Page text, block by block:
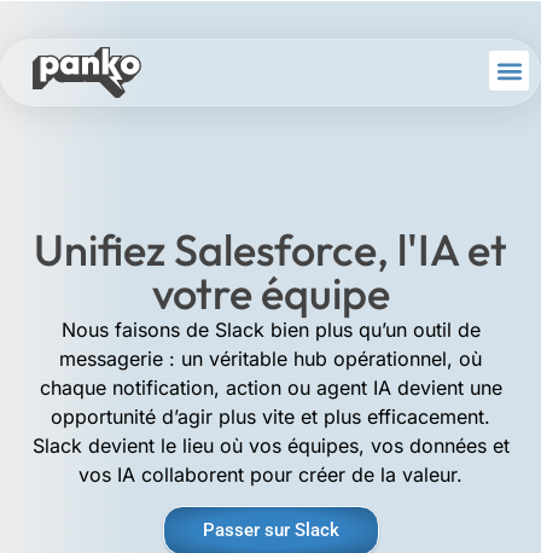
Unifiez Salesforce, l'IA et
votre équipe
Nous faisons de Slack bien plus qu’un outil de
messagerie : un véritable hub opérationnel, où
chaque notification, action ou agent IA devient une
opportunité d’agir plus vite et plus efficacement.
Slack devient le lieu où vos équipes, vos données et
vos IA collaborent pour créer de la valeur.
Passer sur Slack